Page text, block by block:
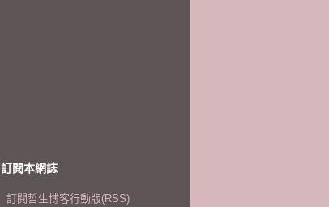
訂閱本網誌
訂閱哲生博客行動版(RSS)